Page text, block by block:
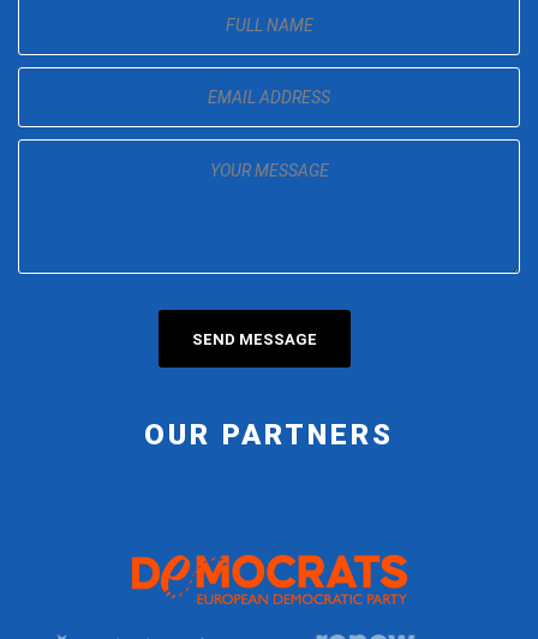
OUR PARTNERS